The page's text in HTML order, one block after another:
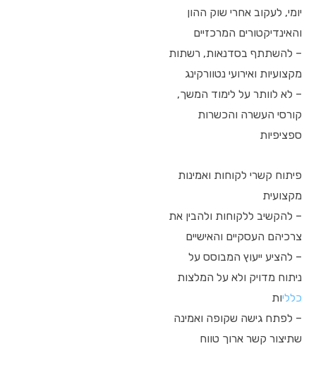
יומי, לעקוב אחרי שוק ההון
והאינדיקטורים המרכזיים
– להשתתף בסדנאות, רשתות
מקצועיות ואירועי נטוורקינג
– לא לוותר על לימוד המשך,
קורסי העשרה והכשרות
ספציפיות
פיתוח קשרי לקוחות ואמינות
מקצועית
– להקשיב ללקוחות ולהבין את
צרכיהם העסקיים והאישיים
– להציע ייעוץ המבוסס על
ניתוח מדויק ולא על המלצות
כלליות
– לפתח גישה שקופה ואמינה
שתיצור קשר ארוך טווח